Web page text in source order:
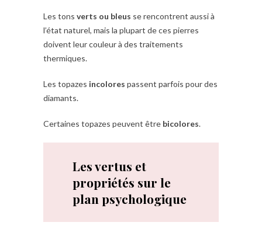
Les tons verts ou bleus se rencontrent aussi à
l’état naturel, mais la plupart de ces pierres
doivent leur couleur à des traitements
thermiques.
Les topazes incolores passent parfois pour des
diamants.
Certaines topazes peuvent être bicolores.
Les vertus et
propriétés sur le
plan psychologique